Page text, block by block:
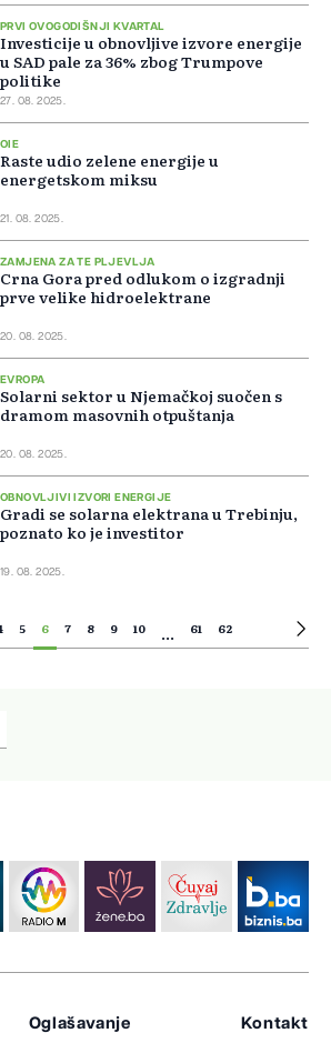
PRVI OVOGODIŠNJI KVARTAL
Investicije u obnovljive izvore energije
u SAD pale za 36% zbog Trumpove
politike
27. 08. 2025.
OIE
Raste udio zelene energije u
energetskom miksu
21. 08. 2025.
ZAMJENA ZA TE PLJEVLJA
Crna Gora pred odlukom o izgradnji
prve velike hidroelektrane
20. 08. 2025.
EVROPA
Solarni sektor u Njemačkoj suočen s
dramom masovnih otpuštanja
20. 08. 2025.
OBNOVLJIVI IZVORI ENERGIJE
Gradi se solarna elektrana u Trebinju,
poznato ko je investitor
19. 08. 2025.
5 6 7 8 9 10 ... 61 62
Oglašavanje Kontakt